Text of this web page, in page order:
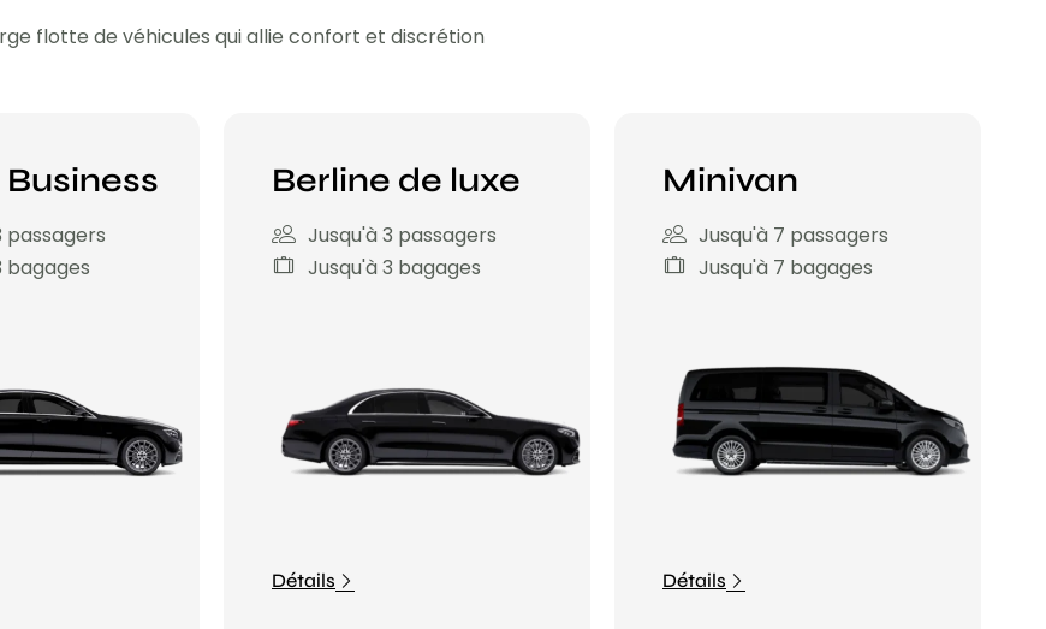
flotte de véhicules qui allie confort et discrétion
passagers
bagages
Berline de luxe
Jusqu'à 3 passagers
Jusqu'à 3 bagages
Détails
Minivan
Jusqu'à 7 passagers
Jusqu'à 7 bagages
Détails